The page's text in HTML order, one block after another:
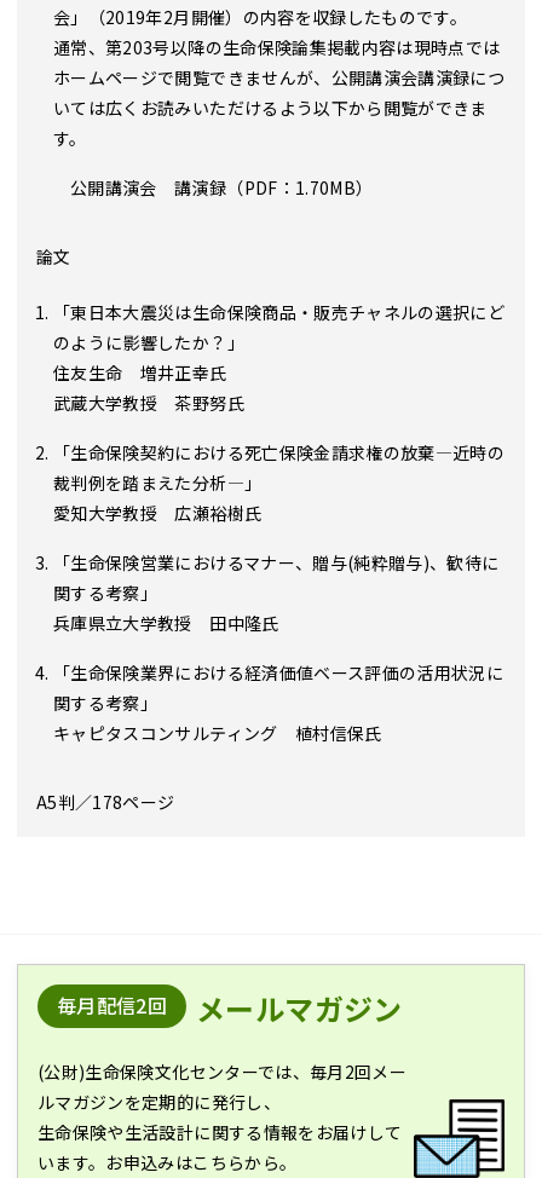
会」（2019年2月開催）の内容を収録したものです。
通常、第203号以降の生命保険論集掲載内容は現時点では
ホームページで閲覧できませんが、公開講演会講演録につ
いては広くお読みいただけるよう以下から閲覧ができま
す。
公開講演会 講演録（PDF：1.70MB）
論文
「東日本大震災は生命保険商品・販売チャネルの選択にど
のように影響したか？」
住友生命 増井正幸氏
武蔵大学教授 茶野努氏
「生命保険契約における死亡保険金請求権の放棄―近時の
裁判例を踏まえた分析―」
愛知大学教授 広瀬裕樹氏
「生命保険営業におけるマナー、贈与(純粋贈与)、歓待に
関する考察」
兵庫県立大学教授 田中隆氏
「生命保険業界における経済価値ベース評価の活用状況に
関する考察」
キャピタスコンサルティング 植村信保氏
A5判／178ページ
毎月配信2回 メールマガジン
(公財)生命保険文化センターでは、毎月2回メー
ルマガジンを定期的に発行し、
生命保険や生活設計に関する情報をお届けして
います。お申込みはこちらから。